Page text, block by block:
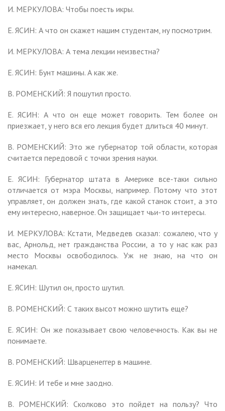
И. МЕРКУЛОВА: Чтобы поесть икры.
Е. ЯСИН: А что он скажет нашим студентам, ну посмотрим.
И. МЕРКУЛОВА: А тема лекции неизвестна?
Е. ЯСИН: Бунт машины. А как же.
В. РОМЕНСКИЙ: Я пошутил просто.
Е. ЯСИН: А что он еще может говорить. Тем более он
приезжает, у него вся его лекция будет длиться 40 минут.
В. РОМЕНСКИЙ: Это же губернатор той области, которая
считается передовой с точки зрения науки.
Е. ЯСИН: Губернатор штата в Америке все-таки сильно
отличается от мэра Москвы, например. Потому что этот
управляет, он должен знать, где какой станок стоит, а это
ему интересно, наверное. Он защищает чьи-то интересы.
И. МЕРКУЛОВА: Кстати, Медведев сказал: сожалею, что у
вас, Арнольд, нет гражданства России, а то у нас как раз
место Москвы освободилось. Уж не знаю, на что он
намекал.
Е. ЯСИН: Шутил он, просто шутил.
В. РОМЕНСКИЙ: С таких высот можно шутить еще?
Е. ЯСИН: Он же показывает свою человечность. Как вы не
понимаете.
В. РОМЕНСКИЙ: Шварценеггер в машине.
Е. ЯСИН: И тебе и мне заодно.
В. РОМЕНСКИЙ: Сколково это пойдет на пользу? Что